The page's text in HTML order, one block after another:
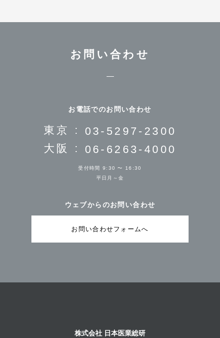
お問い合わせ
お電話でのお問い合わせ
東京 : 03-5297-2300
大阪 : 06-6263-4000
受付時間 9:30 〜 16:30
平日月～金
ウェブからのお問い合わせ
お問い合わせフォームへ
株式会社 日本医業総研